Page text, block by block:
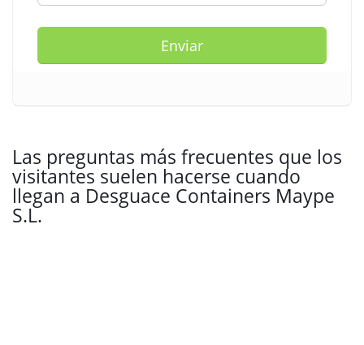
Enviar
Las preguntas más frecuentes que los
visitantes suelen hacerse cuando
llegan a Desguace Containers Maype
S.L.